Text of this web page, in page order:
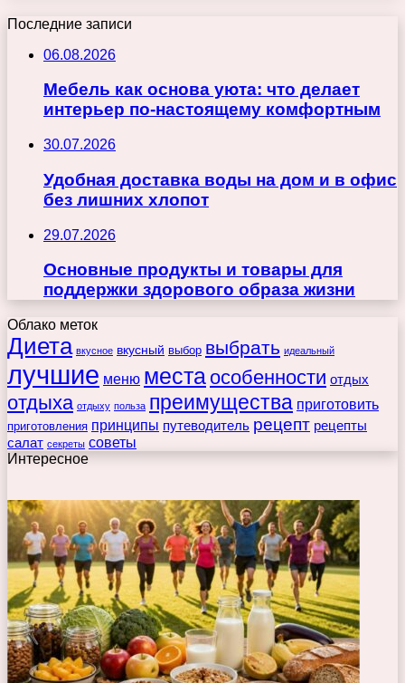
Последние записи
06.08.2026
Мебель как основа уюта: что делает
интерьер по-настоящему комфортным
30.07.2026
Удобная доставка воды на дом и в офис
без лишних хлопот
29.07.2026
Основные продукты и товары для
поддержки здорового образа жизни
Облако меток
Диета вкусное вкусный выбор выбрать идеальный
лучшие меню места особенности отдых
отдыха отдыху польза преимущества приготовить
приготовления принципы путеводитель рецепт рецепты
салат секреты советы
Интересное